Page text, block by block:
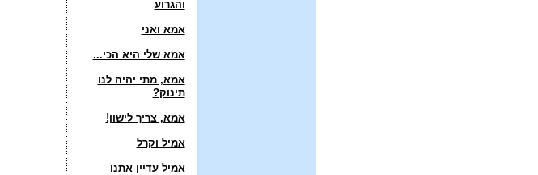
והגרוע
אמא ואני
אמא שלי היא הכי...
אמא, מתי יהיה לנו
תינוק?
אמא, צריך לישון!
אמיל וקרל
אמיל עדיין אתנו